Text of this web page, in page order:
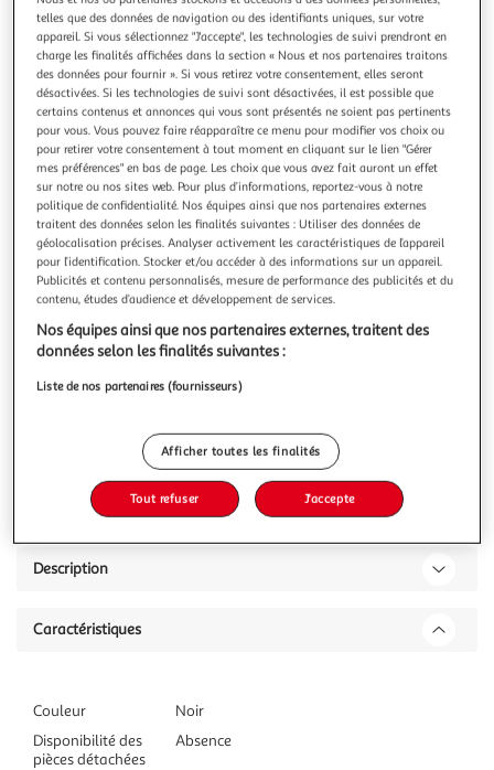
précédente
suivante
Livraison offerte
LIVOO
Four à pizza et tarte flambée 94 cm - doc331
Livoo DOC331 Four à pizza et tarte flambée DOC331 de
Livoo.Pour d'excellentes pizzas ou tartes flambées cuites au
feu de bois, grâce à la compatibilité avec charbon et bois et
à la pierre réfractaire.Équipé d'un thermomètre intégré,
d'une cheminée d'évacuation de l'air et d'un clapet
d'aération pour
En savoir +
Vendu parNouveaux Marchands
Livraison dès 4/5 jours
Livraison offerte
Plus d'options
dont 0,30€ d'éco-part.
Ajouter à une liste
Description
Caractéristiques
Couleur
Noir
Disponibilité des
pièces détachées
Absence
telles que des données de navigation ou des identifiants uniques, sur votre
appareil. Si vous sélectionnez "J'accepte", les technologies de suivi prendront en
charge les finalités affichées dans la section « Nous et nos partenaires traitons
des données pour fournir ». Si vous retirez votre consentement, elles seront
désactivées. Si les technologies de suivi sont désactivées, il est possible que
certains contenus et annonces qui vous sont présentés ne soient pas pertinents
pour vous. Vous pouvez faire réapparaître ce menu pour modifier vos choix ou
pour retirer votre consentement à tout moment en cliquant sur le lien "Gérer
mes préférences" en bas de page. Les choix que vous avez fait auront un effet
sur notre ou nos sites web. Pour plus d’informations, reportez-vous à notre
politique de confidentialité. Nos équipes ainsi que nos partenaires externes
traitent des données selon les finalités suivantes : Utiliser des données de
géolocalisation précises. Analyser activement les caractéristiques de l’appareil
pour l’identification. Stocker et/ou accéder à des informations sur un appareil.
Publicités et contenu personnalisés, mesure de performance des publicités et du
contenu, études d’audience et développement de services.
Nos équipes ainsi que nos partenaires externes, traitent des
données selon les finalités suivantes :
Liste de nos partenaires (fournisseurs)
Afficher toutes les finalités
Tout refuser J'accepte